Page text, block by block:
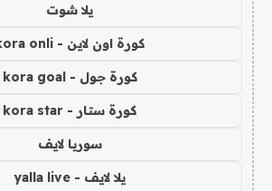
يلا شوت
كورة اون لاين - kora onli
كورة جول - kora goal
كورة ستار - kora star
سوريا لايف
يلا لايف - yalla live